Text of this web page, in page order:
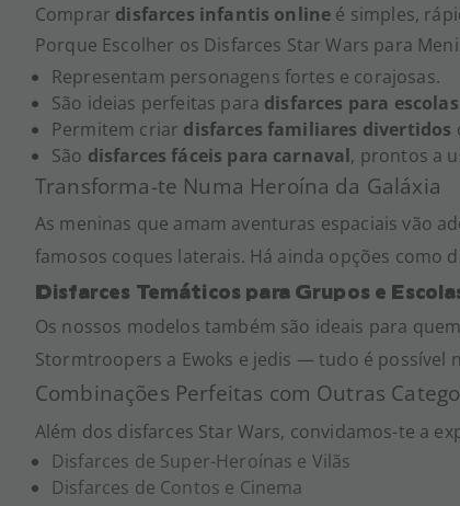
Comprar disfarces infantis online é simples,
Porque Escolher os Disfarces Star Wars para
Representam personagens fortes e corajosas.
São ideias perfeitas para disfarces para escolas
Permitem criar disfarces familiares divertidos
São disfarces fáceis para carnaval, prontos a
Transforma-te Numa Heroína da Galáxia
As meninas que amam aventuras espaciais vão
famosos coques laterais. Há ainda opções como
Disfarces Temáticos para Grupos e
Os nossos modelos também são ideais para
Stormtroopers a Ewoks e jedis — tudo é possível
Combinações Perfeitas com Outras
Além dos disfarces Star Wars, convidamos-te a
Disfarces de Super-Heroínas e Vilãs
Disfarces de Contos e Cinema